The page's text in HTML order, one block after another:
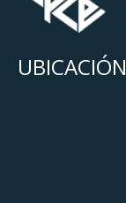
UBICACIÓN